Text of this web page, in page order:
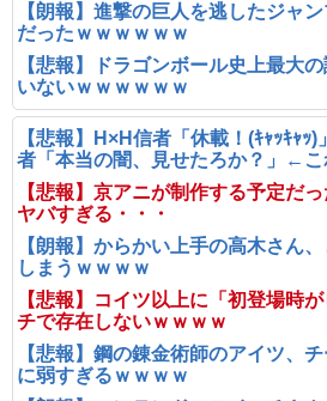
【朗報】進撃の巨人を逃したジャ
だったｗｗｗｗｗｗ
【悲報】ドラゴンボール史上最大
いないｗｗｗｗｗｗ
【悲報】H×H信者「休載！(ｷｬｯｷｬｯ
者「本当の闇、見せたろか？」←こ
【悲報】京アニが制作する予定だ
ヤバすぎる・・・
【朗報】からかい上手の高木さん
しまうｗｗｗｗ
【悲報】コイツ以上に「初登場時
チで存在しないｗｗｗｗ
【悲報】鋼の錬金術師のアイツ、
に弱すぎるｗｗｗｗ